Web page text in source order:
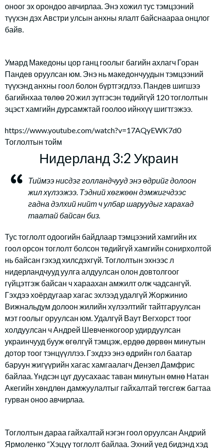
оноог эх орондоо авчирлаа. Энэ хожил тус тэмцээний
түүхэн дэх Австри улсын анхны ялалт байснаараа онцлог
байв.
Умард Македоны цор ганц гоолыг багийн ахлагч Горан
Пандев оруулсан юм. Энэ нь македончуудын тэмцээний
түүхэнд анхны гоол болон бүртгэгдлээ. Пандев шигшээ
багийнхаа төлөө 20 жил зүтгэсэн төдийгүй 120 тоглолтын
эцэст хамгийн дурсамжтай гоолоо ийнхүү шигтгэжээ.
https://www.youtube.com/watch?v=17AQyEWK7d0
Тоглолтын тойм
Нидерланд 3:2 Украин
Тиймээ нисдэг голландчууд энэ өдрийг долоон
жил хүлээжээ. Тэдний хөгжөөн дэмжигчдээс
гадна дэлхий нийт ч улбар шаруудыг харахад
таатай байсан биз.
Тус тоглолт одоогийн байдлаар тэмцээний хамгийн их
гоол орсон тоглолт болсон төдийгүй хамгийн сонирхолтой
нь байсан гэхэд хилсдэхгүй. Тоглолтын эхнээс л
нидерландчууд уулга алдуулсан олон довтолгоог
гүйцэтгэж байсан ч хараахан амжилт олж чадсангүй.
Гэхдээ хоёрдугаар хагас эхлээд удалгүй Жоржинио
Вижнальдум долоон жилийн хүлээлтийг тайтгаруулсан
мэт гоолыг оруулсан юм. Удалгүй Ваут Вегхорст тоог
холдуулсан ч Андрей Шевченкогоор удирдуулсан
украинчууд бууж өгөлгүй тэмцэж, ердөө дөрвөн минутын
дотор тоог тэнцүүллээ. Гэхдээ энэ өдрийн гол баатар
баруун жигүүрийн хагас хамгаалагч Дензел Дамфрис
байлаа. Үндсэн цуг дуусахаас таван минутын өмнө Натан
Акегийн хөндлөн дамжуулалтыг гайхалтай төгсгөж багтаа
гурван оноо авчирлаа.
Тоглолтын дараа гайхалтай нэгэн гоол оруулсан Андрий
Ярмоленко “Хэцүү тоглолт байлаа. Эхний үед бидэнд хэд